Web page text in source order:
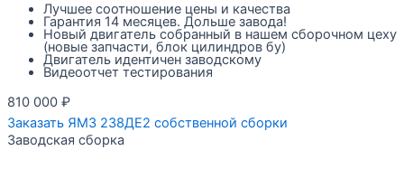
Лучшее соотношение цены и качества
Гарантия 14 месяцев. Дольше завода!
Новый двигатель собранный в нашем сборочном цеху
(новые запчасти, блок цилиндров бу)
Двигатель идентичен заводскому
Видеоотчет тестирования
810 000 ₽
Заказать ЯМЗ 238ДЕ2 собственной сборки
Заводская сборка